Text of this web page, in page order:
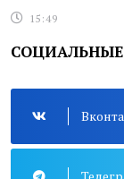
15:49